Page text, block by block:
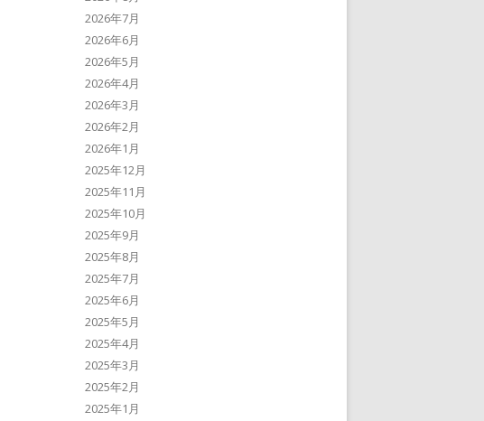
2026年7月
2026年6月
2026年5月
2026年4月
2026年3月
2026年2月
2026年1月
2025年12月
2025年11月
2025年10月
2025年9月
2025年8月
2025年7月
2025年6月
2025年5月
2025年4月
2025年3月
2025年2月
2025年1月